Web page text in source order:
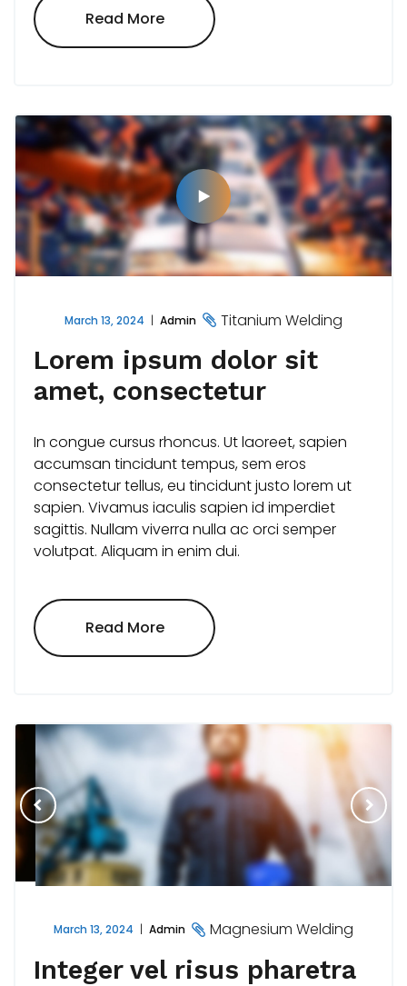
Read More"Neque
Quisquam
March 13, 2024 Admin Titanium Welding
Lorem ipsum dolor sit
amet, consectetur
In congue cursus rhoncus. Ut laoreet, sapien
accumsan tincidunt tempus, sem eros
consectetur tellus, eu tincidunt justo lorem ut
sapien. Vivamus iaculis sapien id imperdiet
sagittis. Nullam viverra nulla ac orci semper
volutpat. Aliquam in enim dui.
Read More"Lorem
Ipsum
Dolor
March 13, 2024 Admin Magnesium Welding
Integer vel risus pharetra